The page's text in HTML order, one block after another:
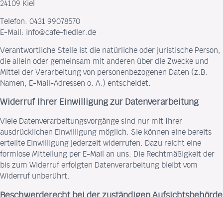
24109 Kiel
Telefon: 0431 99078570
E-Mail: info@cafe-fiedler.de
Verantwortliche Stelle ist die natürliche oder juristische Person,
die allein oder gemeinsam mit anderen über die Zwecke und
Mittel der Verarbeitung von personenbezogenen Daten (z.B.
Namen, E-Mail-Adressen o. Ä.) entscheidet.
Widerruf Ihrer Einwilligung zur Datenverarbeitung
Viele Datenverarbeitungsvorgänge sind nur mit Ihrer
ausdrücklichen Einwilligung möglich. Sie können eine bereits
erteilte Einwilligung jederzeit widerrufen. Dazu reicht eine
formlose Mitteilung per E-Mail an uns. Die Rechtmäßigkeit der
bis zum Widerruf erfolgten Datenverarbeitung bleibt vom
Widerruf unberührt.